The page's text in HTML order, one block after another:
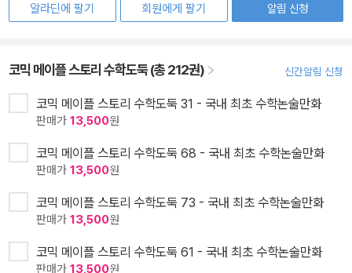
알라딘에 팔기
회원에게 팔기
알림 신청
코믹 메이플 스토리 수학도둑 (총 212권) 신간알림 신청
코믹 메이플 스토리 수학도둑 31 - 국내 최초 수학논술만화
판매가 13,500원
코믹 메이플 스토리 수학도둑 68 - 국내 최초 수학논술만화
판매가 13,500원
코믹 메이플 스토리 수학도둑 73 - 국내 최초 수학논술만화
판매가 13,500원
코믹 메이플 스토리 수학도둑 61 - 국내 최초 수학논술만화
판매가 13,500원